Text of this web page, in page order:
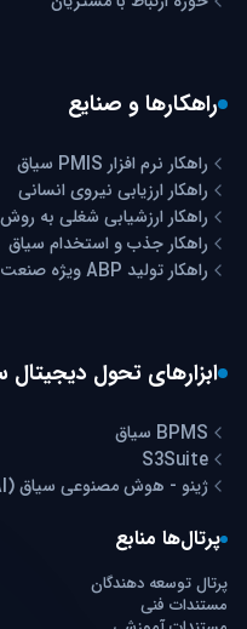
راهکارها و صنایع
راهکار نرم افزار PMIS سیاق
راهکار ارزیابی نیروی انسانی
راهکار ارزشیابی شغلی به روش Hay Group
راهکار جذب و استخدام سیاق
راهکار تولید ABP ویژه صنعت
ابزارهای تحول دیجیتال
BPMS سیاق
S3Suite
ژینو - هوش مصنوعی سیاق (AI)
پرتال‌ها منابع
پرتال توسعه دهندگان
مستندات فنی